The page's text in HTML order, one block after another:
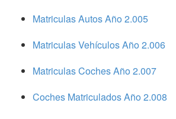
Matriculas Autos Año 2.005
Matriculas Vehículos Año 2.006
Matriculas Coches Año 2.007
Coches Matriculados Año 2.008